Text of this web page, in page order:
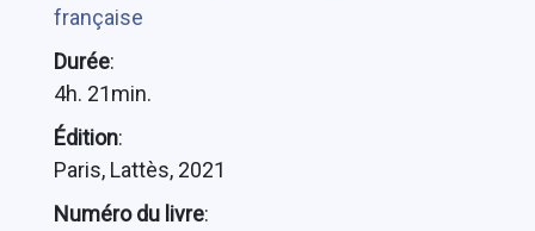
française
Durée:
4h. 21min.
Édition:
Paris, Lattès, 2021
Numéro du livre: